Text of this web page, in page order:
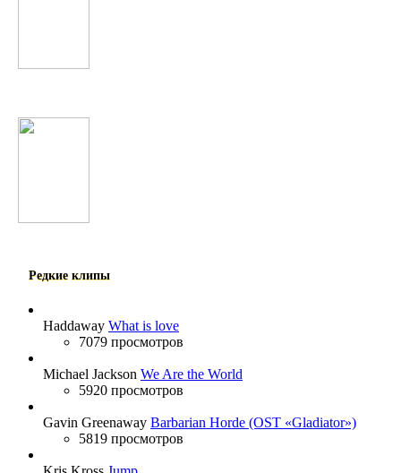
Редкие клипы
Haddaway What is love
7079 просмотров
Michael Jackson We Are the World
5920 просмотров
Gavin Greenaway Barbarian Horde (OST «Gladiator»)
5819 просмотров